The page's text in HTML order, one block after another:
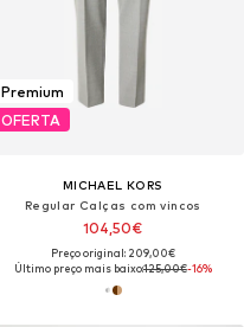
Premium
OFERTA
MICHAEL KORS
Regular Calças com vincos
104,50€
Preço original: 209,00€
Último preço mais baixo:125,00€-16%